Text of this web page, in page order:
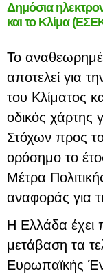
Δημόσια
και το Κλίμα
Το
αποτελεί για
του Κλίματος
οδικός χάρτης
Στόχων προς
ορόσημο το
Μέτρα
αναφοράς για
Η Ελλάδα έχει
μετάβαση τα
Ευρωπαϊκής